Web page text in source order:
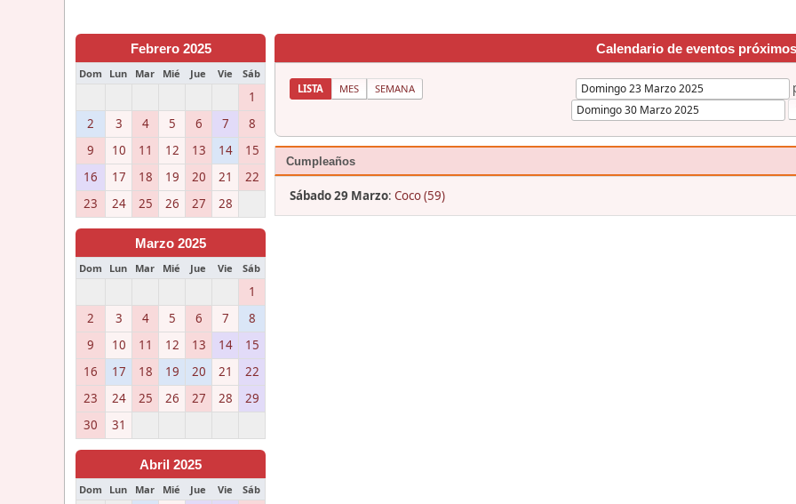
Febrero 2025
Dom Lun Mar Mié Jue Vie Sáb
1
2
3 4 5 6 7
8
9
10 11 12 13 14
15
16
17 18 19 20 21
22
23
24 25 26 27 28
Marzo 2025
Dom Lun Mar Mié Jue Vie Sáb
1
2
3 4 5 6 7
8
9
10 11 12 13 14
15
16
17 18 19 20 21
22
23
24 25 26 27 28
29
30
31
Abril 2025
Dom Lun Mar Mié Jue Vie Sáb
Calendario de eventos próximos
LISTA MES SEMANA
Cumpleaños
Sábado 29 Marzo: Coco (59)